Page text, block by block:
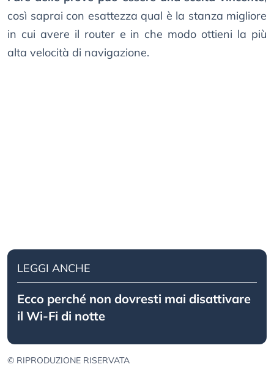
così saprai con esattezza qual è la stanza migliore
in cui avere il router e in che modo ottieni la più
alta velocità di navigazione.
LEGGI ANCHE
Ecco perché non dovresti mai disattivare
il Wi-Fi di notte
© RIPRODUZIONE RISERVATA